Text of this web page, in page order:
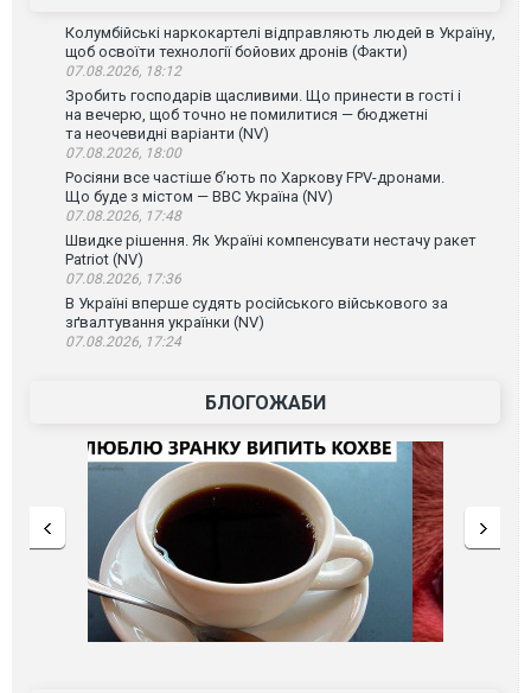
Колумбійські наркокартелі відправляють людей в Україну,
щоб освоїти технології бойових дронів (Факти)
07.08.2026, 18:12
Зробить господарів щасливими. Що принести в гості і
на вечерю, щоб точно не помилитися — бюджетні
та неочевидні варіанти (NV)
07.08.2026, 18:00
Росіяни все частіше бʼють по Харкову FPV-дронами.
Що буде з містом — ВВС Україна (NV)
07.08.2026, 17:48
Швидке рішення. Як Україні компенсувати нестачу ракет
Patriot (NV)
07.08.2026, 17:36
В Україні вперше судять російського військового за
зґвалтування українки (NV)
07.08.2026, 17:24
БЛОГОЖАБИ